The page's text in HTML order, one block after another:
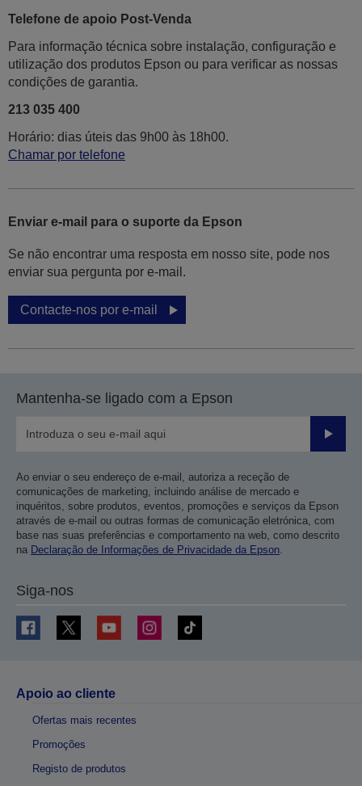
Telefone de apoio Post-Venda
Para informação técnica sobre instalação, configuração e
utilização dos produtos Epson ou para verificar as nossas
condições de garantia.
213 035 400
Horário: dias úteis das 9h00 às 18h00.
Chamar por telefone
Enviar e-mail para o suporte da Epson
Se não encontrar uma resposta em nosso site, pode nos
enviar sua pergunta por e-mail.
Contacte-nos por e-mail
Mantenha-se ligado com a Epson
Enviar
Ao enviar o seu endereço de e-mail, autoriza a receção de
comunicações de marketing, incluindo análise de mercado e
inquéritos, sobre produtos, eventos, promoções e serviços da Epson
através de e-mail ou outras formas de comunicação eletrónica, com
base nas suas preferências e comportamento na web, como descrito
na Declaração de Informações de Privacidade da Epson.
Siga-nos
Apoio ao cliente
Ofertas mais recentes
Promoções
Registo de produtos